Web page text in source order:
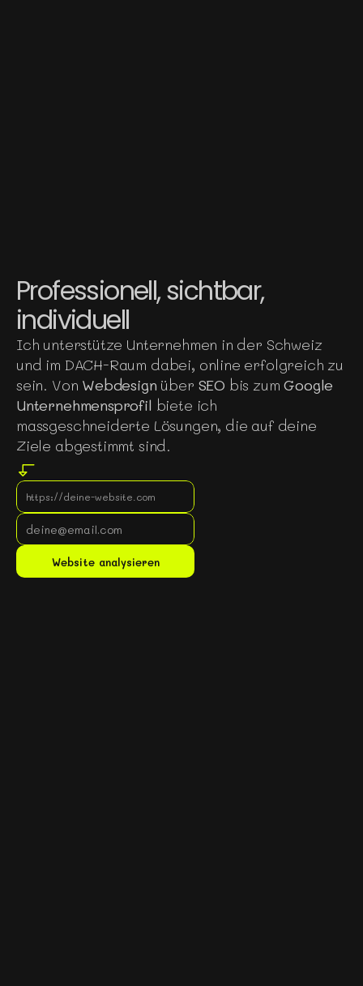
Professionell, sichtbar,
individuell
Ich unterstütze Unternehmen in der Schweiz
und im DACH-Raum dabei, online erfolgreich zu
sein. Von Webdesign über SEO bis zumGoogle
Unternehmensprofil biete ich
massgeschneiderte Lösungen, die auf deine
Ziele abgestimmt sind.
Website analysieren